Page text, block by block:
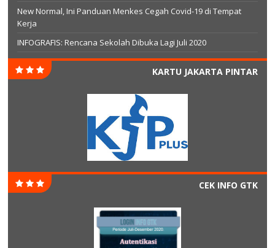
New Normal, Ini Panduan Menkes Cegah Covid-19 di Tempat
Kerja
INFOGRAFIS: Rencana Sekolah Dibuka Lagi Juli 2020
KARTU JAKARTA PINTAR
CEK INFO GTK